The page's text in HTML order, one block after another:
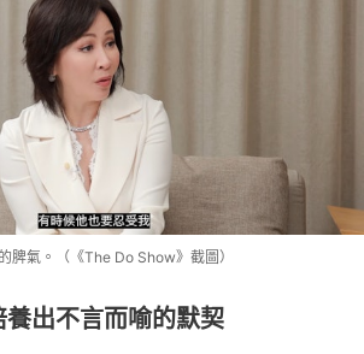
脾氣。（《The Do Show》截圖）
出不言而喻的默契